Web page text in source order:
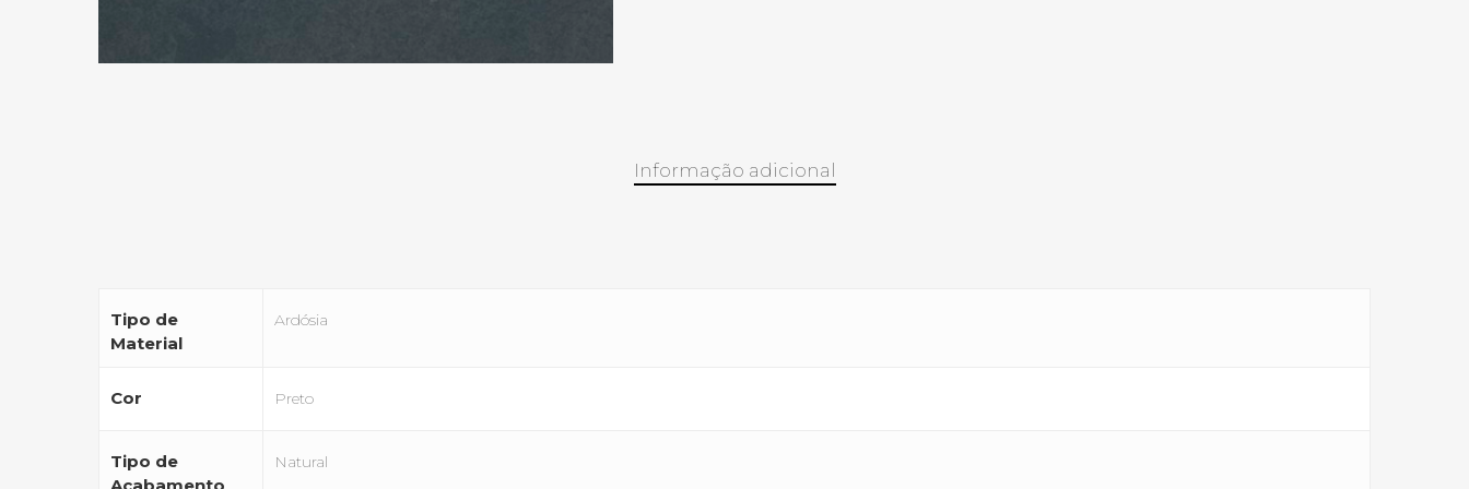
Informação adicional
Tipo de
Material
Ardósia
Cor Preto
Tipo de
Natural